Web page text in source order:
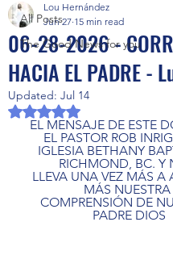
All Posts
The Good News for you
06-28-2026 -
HACIA EL PADRE -
Lou Hernández
Jun 27 15 min read
Updated: Jul 14
Rated NaN out of 5 stars.
EL MENSAJE DE ESTE
EL PASTOR ROB
IGLESIA BETHANY
RICHMOND, BC. Y
LLEVA UNA VEZ MÁS A
MÁS NUESTRA
COMPRENSIÓN DE
PADRE DIOS